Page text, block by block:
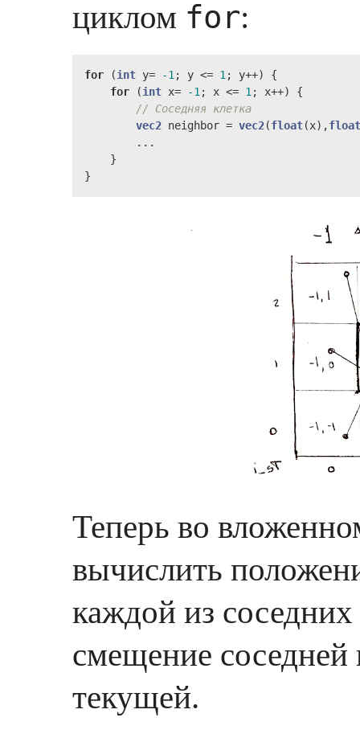
циклом for:
for (int y= -1 ; y <= 1 ; y++) {
for (int x= -1 ; x <= 1 ; x++) {
// Соседняя клетка
vec2 neighbor = vec2(float(x),float
        ...
    }
}
Теперь во
вычислить
каждой из
смещение соседней
текущей.